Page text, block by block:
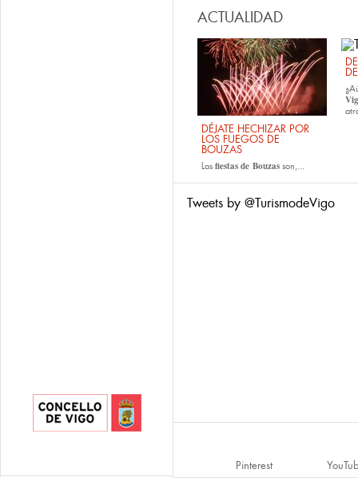
ACTUALIDAD
DÉJATE HECHIZAR POR
LOS FUEGOS DE
BOUZAS
Las fiestas de Bouzas son,...
Tweets by @TurismodeVigo
Pinterest